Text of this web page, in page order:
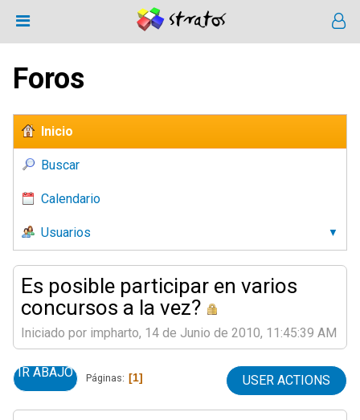
Foros
Inicio
Buscar
Calendario
Usuarios
Es posible participar en varios
concursos a la vez?
Iniciado por impharto, 14 de Junio de 2010, 11:45:39 AM
IR ABAJO Páginas 1 USER ACTIONS